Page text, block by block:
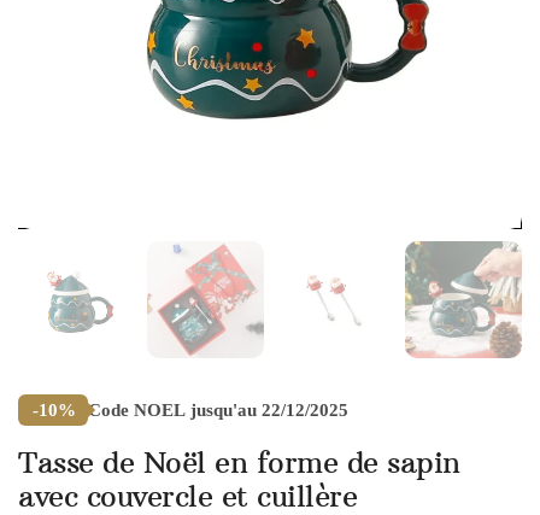
-10% Code NOEL jusqu'au 22/12/2025
Tasse de Noël en forme de sapin
avec couvercle et cuillère